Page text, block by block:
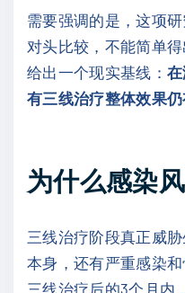
需要强调的是，这项
对头比较，不能简单
给出一个现实基线：
有三线治疗整体效果仍
为什么感染
三线治疗阶段真正威
本身，还有严重感染
三线治疗后的3个月内，